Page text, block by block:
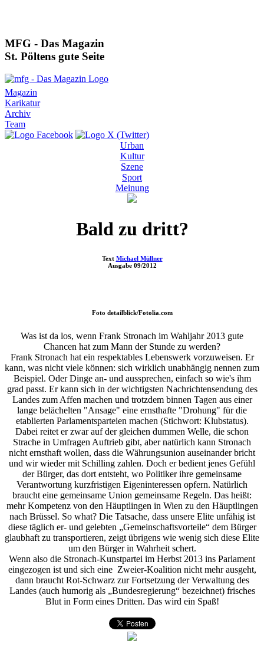
MFG - Das Magazin
St. Pöltens gute Seite
Magazin
Karikatur
Archiv
Team
Urban
Kultur
Szene
Sport
Meinung
Bald zu dritt?
Text Michael Müllner
Ausgabe 09/2012
Foto detailblick/Fotolia.com
Was ist da los, wenn Frank Stronach im Wahljahr 2013 gute
Chancen hat zum Mann der Stunde zu werden?
Frank Stronach hat ein respektables Lebenswerk vorzuweisen. Er
kann, was nicht viele können: sich wirklich unabhängig nennen zum
Beispiel. Oder Dinge an- und aussprechen, einfach so wie's ihm
grad passt. Er kann sich in der wichtigsten Nachrichtensendung des
Landes zum Affen machen und trotzdem binnen Tagen aus einer
lange belächelten "Ansage" eine ernsthafte "Drohung" für die
etablierten Parlamentsparteien machen (Stichwort: Klubstatus).
Dabei reitet er zwar auf der gleichen dummen Welle, die schon
Strache in Umfragen Auftrieb gibt, aber natürlich kann Stronach
nicht ernsthaft wollen, dass die Währungsunion auseinander bricht
und wir wieder mit Schilling zahlen. Doch er bedient jenes Gefühl
der Bürger, das dort entsteht, wo Politiker ihre gemeinsame
Verantwortung kurzfristigen Eigeninteressen opfern. Natürlich
braucht eine gemeinsame Union gemeinsame Regeln. Das heißt:
mehr Kompetenz von den Häuptlingen in Wien zu den Häuptlingen
nach Brüssel. So what? Die Tatsache, dass unsere Elite unfähig ist
diese täglich er- und gelebten „Gemeinschaftsvorteile“ dem Bürger
glaubhaft zu transportieren, zeigt übrigens wie wenig sich diese Elite
um den Bürger in Wahrheit schert.
Wenn also die Stronach-Kunstpartei im Herbst 2013 ins Parlament
eingezogen ist und sich eine Zweier-Koalition nicht mehr ausgeht,
dann braucht Rot-Schwarz zur Fortsetzung der Verwaltung des
Landes (auch humorig als „Bundesregierung“ bezeichnet) frisches
Blut in Form eines Dritten. Das wird ein Spaß!